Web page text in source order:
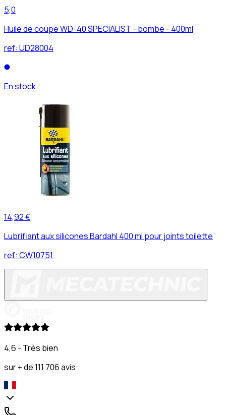
5,0
Huile de coupe WD-40 SPECIALIST - bombe - 400ml
ref: UD28004
En stock
14,92 €
Lubrifiant aux silicones Bardahl 400 ml pour joints toilette
ref: CW10751
4,6 - Très bien
sur + de 111 706 avis